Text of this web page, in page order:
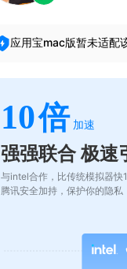
应用宝mac版暂未适配
10倍 加速
强强联合 极速
与intel合作，比传统模拟器快
腾讯安全加持，保护你的隐私